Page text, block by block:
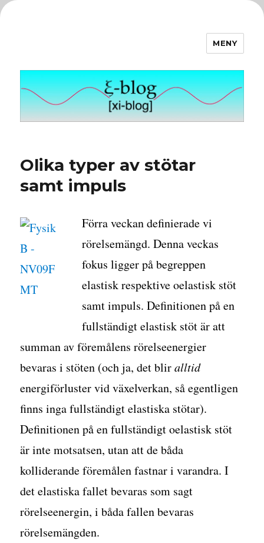
MENY
Olika typer av stötar
samt impuls
Förra veckan definierade vi
rörelsemängd. Denna veckas
fokus ligger på begreppen
elastisk respektive oelastisk stöt
samt impuls. Definitionen på en
fullständigt elastisk stöt är att
summan av föremålens rörelseenergier
bevaras i stöten (och ja, det bliralltid
energiförluster vid växelverkan, så egentligen
finns inga fullständigt elastiska stötar).
Definitionen på en fullständigt oelastisk stöt
är inte motsatsen, utan att de båda
kolliderande föremålen fastnar i varandra. I
det elastiska fallet bevaras som sagt
rörelseenergin, i båda fallen bevaras
rörelsemängden.